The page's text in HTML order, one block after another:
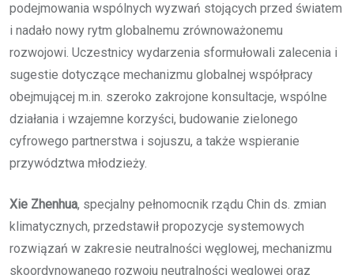
podejmowania wspólnych wyzwań stojących przed światem
i nadało nowy rytm globalnemu zrównoważonemu
rozwojowi. Uczestnicy wydarzenia sformułowali zalecenia i
sugestie dotyczące mechanizmu globalnej współpracy
obejmującej m.in. szeroko zakrojone konsultacje, wspólne
działania i wzajemne korzyści, budowanie zielonego
cyfrowego partnerstwa i sojuszu, a także wspieranie
przywództwa młodzieży.
Xie Zhenhua, specjalny pełnomocnik rządu Chin ds. zmian
klimatycznych, przedstawił propozycje systemowych
rozwiązań w zakresie neutralności węglowej, mechanizmu
skoordynowanego rozwoju neutralności węglowej oraz